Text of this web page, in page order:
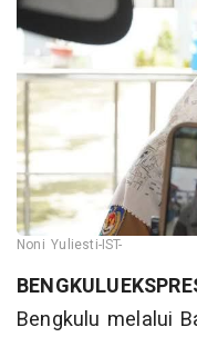
Noni Yuliesti-IST-
Bengkulu melalui